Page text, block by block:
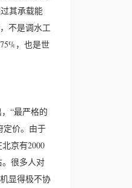
其承载能
不是调水工
，也是世
“最严格的
定价。由于
京有2000
很多人对
显得极不协